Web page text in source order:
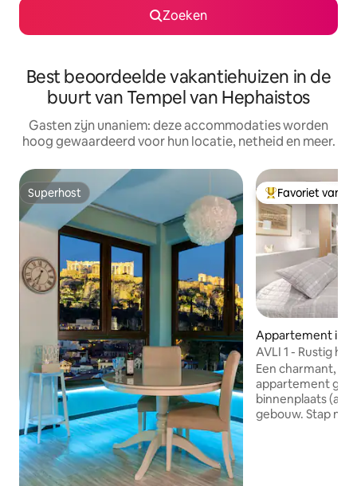
Zoeken
Best beoordeelde vakantiehuizen in de
buurt van Tempel van Hephaistos
Gasten zijn unaniem: deze accommodaties worden
hoog gewaardeerd voor hun locatie, netheid en meer.
Superhost
Superhost Topfavoriet van
Favoriet van
Appartement in
AVLI 1 - Rustig
de Akropolis
Een charmant,
appartement
binnenplaats
gebouw. Stap naar buiten en verken het